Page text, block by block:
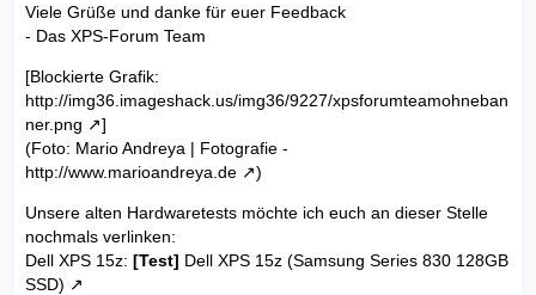
Viele Grüße und danke für euer Feedback
- Das XPS-Forum Team
[Blockierte Grafik:
http://img36.imageshack.us/img36/9227/xpsforumteamohneban
ner.png
]
(Foto: Mario Andreya | Fotografie -
http://www.marioandreya.de
)
Unsere alten Hardwaretests möchte ich euch an dieser Stelle
nochmals verlinken:
Dell XPS 15z: [Test] Dell XPS 15z (Samsung Series 830 128GB
SSD)